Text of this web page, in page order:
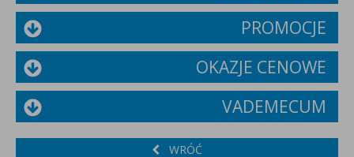
PROMOCJE
OKAZJE CENOWE
VADEMECUM
WRÓĆ